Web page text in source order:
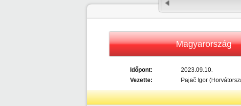
Magyarország
Időpont: 2023.09.10.
Vezette:
Pajač Igor